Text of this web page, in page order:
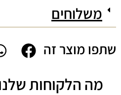
משלוחים
שתפו מוצר זה
מה הלקוחות